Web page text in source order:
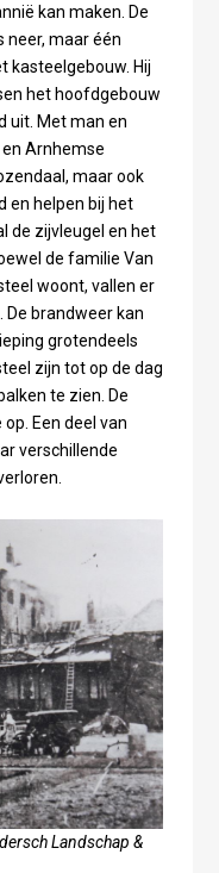
kan maken. De
neer, maar één
kasteelgebouw. Hij
het hoofdgebouw
uit. Met man en
Arnhemse
maar ook
en helpen bij het
de zijvleugel en het
de familie Van
woont, vallen er
De brandweer kan
grotendeels
zijn tot op de dag
te zien. De
Een deel van
verschillende
Landschap &